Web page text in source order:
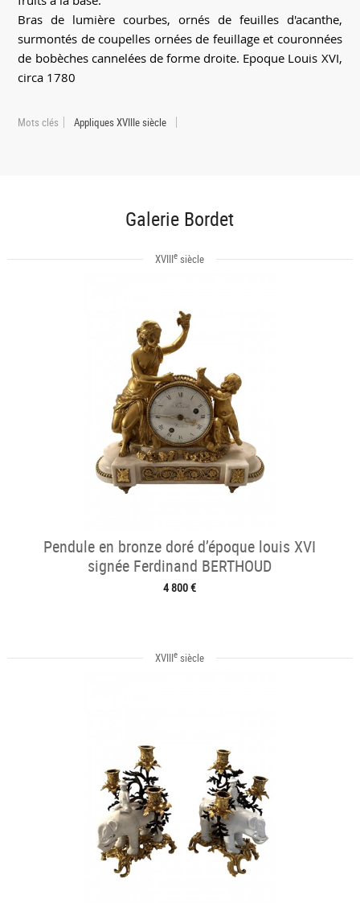
Bras de lumière courbes, ornés de feuilles d'acanthe,
surmontés de coupelles ornées de feuillage et couronnées
de bobèches cannelées de forme droite. Epoque Louis XVI,
circa 1780
Mots clés Appliques XVIIIe siècle
Galerie Bordet
XVIIIe siècle
Pendule en bronze doré d’époque louis XVI
signée Ferdinand BERTHOUD
4 800 €
XVIIIe siècle